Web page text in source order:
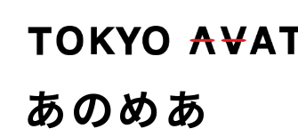
あのめあ